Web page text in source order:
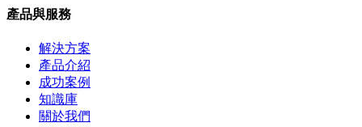
產品與服務
解決方案
產品介紹
成功案例
知識庫
關於我們